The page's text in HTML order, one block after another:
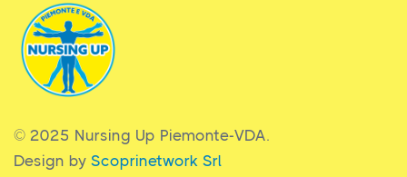
© 2025 Nursing Up Piemonte-VDA.
Design by Scoprinetwork Srl